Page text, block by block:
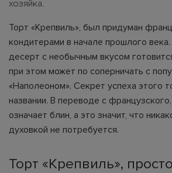
хозяйка.
Торт «Крепвиль», был придуман
кондитерами в начале прошлого
десерт с необычным вкусом
при этом может по соперничать с
«Наполеоном». Секрет успеха этого
названии. В переводе с
означает блин, а это значит, что
духовкой не потребуется.
Торт «Крепвиль»,